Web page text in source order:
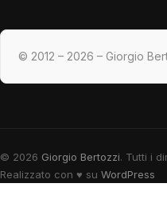
© 2012 – 2026 – Giorgio
© 2026 Giorgio Bertozzi. Tutti i
Realizzato con ♥ su WordPress